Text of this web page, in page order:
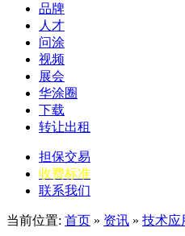
品牌
人才
问涂
视频
展会
华涂圈
下载
转让出租
担保交易
收费标准
联系我们
当前位置: 首页 » 资讯 » 技术应